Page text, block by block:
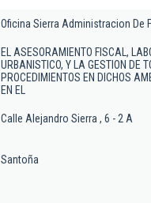
Oficina Sierra Administracion De
EL ASESORAMIENTO FISCAL,
URBANISTICO, Y LA GESTION DE
PROCEDIMIENTOS EN DICHOS
EN EL
Calle Alejandro Sierra , 6 - 2 A
Santoña